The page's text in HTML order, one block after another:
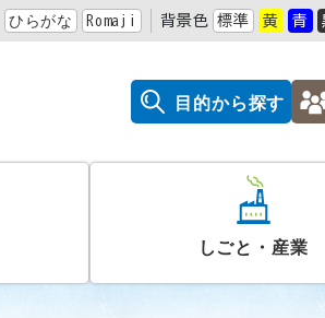
ひらがな Romaji 背景色 標準 黄 青
目的から探す
しごと・産業